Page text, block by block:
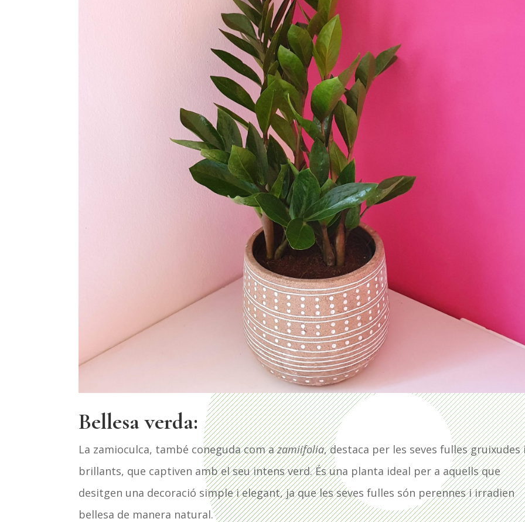
Bellesa verda:
La zamioculca, també coneguda com azamiifolia, destaca per les seves fulles gruixudes
brillants, que captiven amb el seu intens verd. És una planta ideal per a aquells que
desitgen una decoració simple i elegant, ja que les seves fulles són perennes i irradien
bellesa de manera natural.